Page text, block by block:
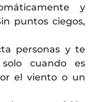
y
puntos ciegos,
personas y te
cuando es
el viento o un